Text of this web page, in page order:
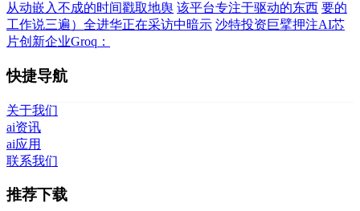
从动嵌入不成的时间戳取地舆 该平台专注于驱动的东西 要的
工作说三遍）全进华正在采访中暗示 沙特投资巨擘押注AI芯
片创新企业Groq：
快捷导航
关于我们
ai资讯
ai应用
联系我们
推荐下载